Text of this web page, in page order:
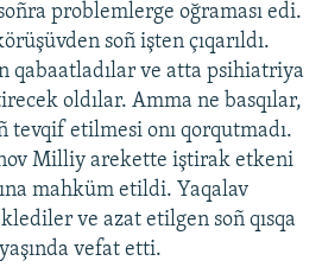
problemlerge oğraması edi.
soñ işten çıqarıldı.
qabaatladılar ve atta psihiatriya
oldılar. Amma ne basqılar,
tevqif etilmesi onı qorqutmadı.
Milliy arekette iştirak etkeni
mahküm etildi. Yaqalav
ve azat etilgen soñ qısqa
vefat etti.